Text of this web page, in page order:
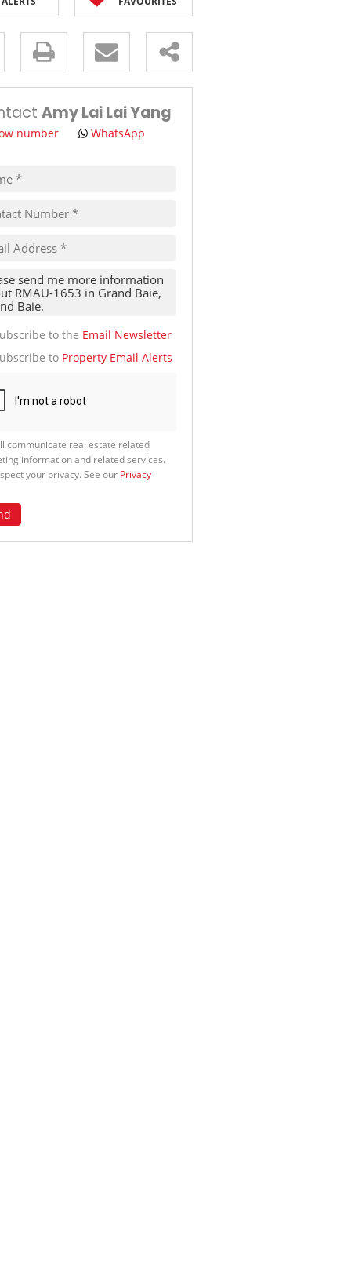
TRAVEL
THINGS TO DO IN MAURITIUS
Amy Lai Lai Yang
number WhatsApp
to the Email Newsletter
to Property Email Alerts
communicate real estate related
information and related services.
your privacy. See our Privacy